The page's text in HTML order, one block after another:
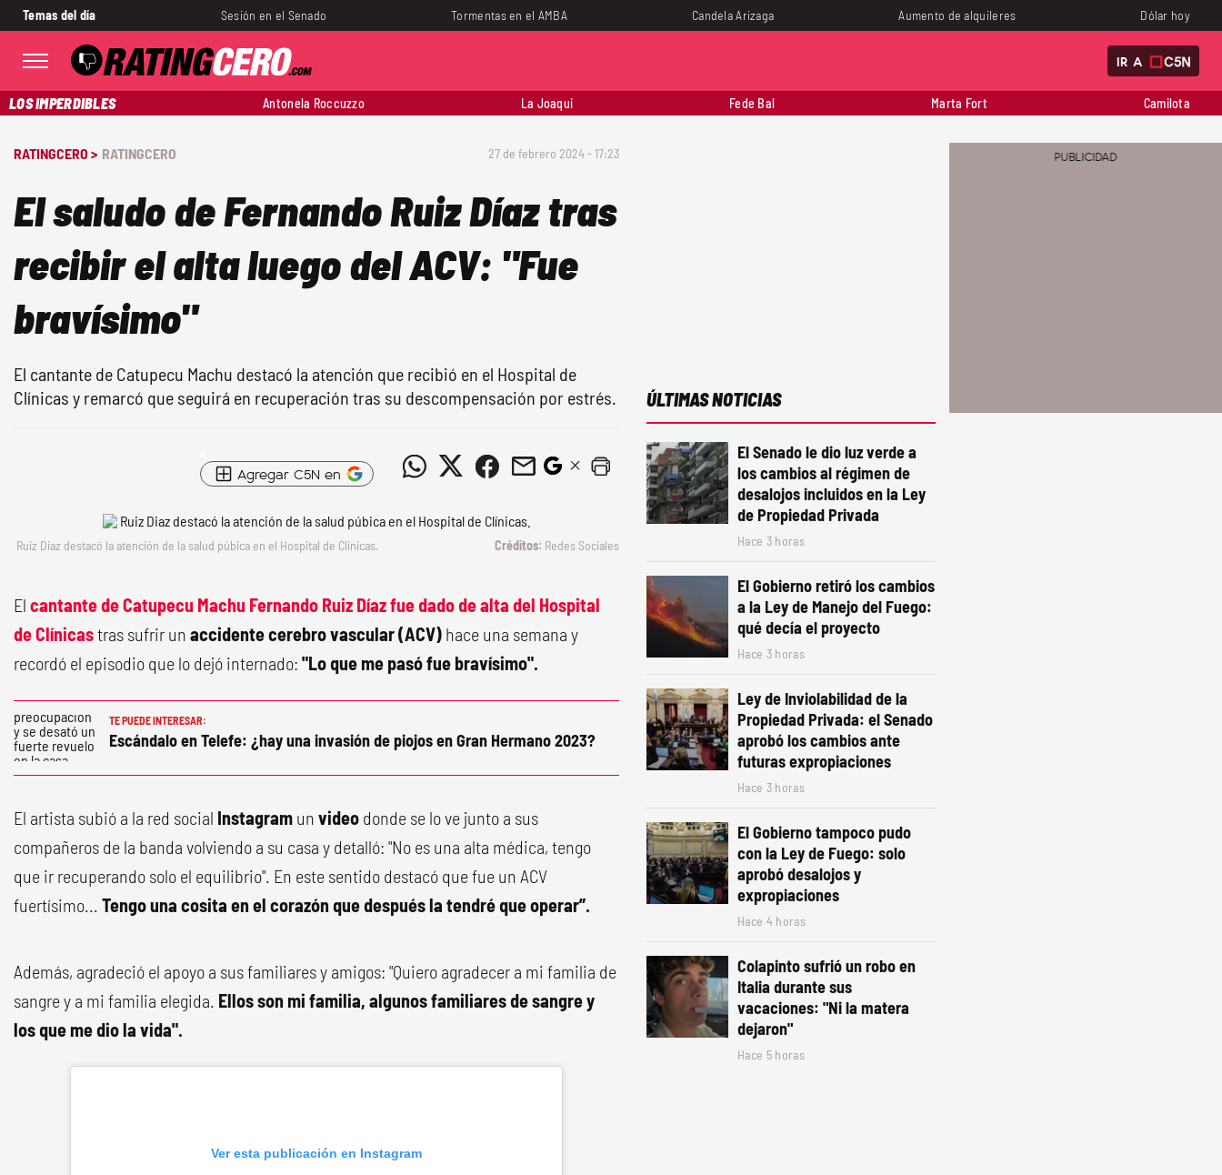
Temas del día Sesión en el Senado Tormentas en el AMBA Candela Arizaga Aumento de alquileres Dólar hoy
IR A
LOS IMPERDIBLES Antonela Roccuzzo La Joaqui Fede Bal Marta Fort Camilota
RATINGCERO > RATINGCERO 27 de febrero 2024 - 17:23
El saludo de Fernando Ruiz Díaz tras
recibir el alta luego del ACV: "Fue
bravísimo"
El cantante de Catupecu Machu destacó la atención que recibió en el Hospital de
Clínicas y remarcó que seguirá en recuperación tras su descompensación por estrés.
Agregar C5N en
Ruiz Diaz destacó la atención de la salud púbica en el Hospital de Clínicas. Redes Sociales
El cantante deCatupecu Machu Fernando Ruiz Díazfue dado dealta del Hospital
de Clínicastras sufrir un accidente cerebro vascular (ACV) hace una semana y
recordó el episodio que lo dejó internado: "Lo que me pasó fue bravísimo".
TE PUEDE INTERESAR:
Escándalo en Telefe: ¿hay una invasión de piojos en Gran Hermano 2023?
El artista subió a la red social Instagram un video donde se lo ve junto a sus
compañeros de la banda volviendo a su casa y detalló: "No es una alta médica, tengo
que ir recuperando solo el equilibrio". En este sentido destacó que fue un ACV
fuertísimo... Tengo una cosita en el corazón que después la tendré que operar”.
Además, agradeció el apoyo a sus familiares y amigos: "Quiero agradecer a mi familia de
sangre y a mi familia elegida. Ellos son mi familia, algunos familiares de sangre y
los que me dio la vida".
Ver esta publicación en Instagram
ÚLTIMAS NOTICIAS
El Senado le dio luz verde a
los cambios al régimen de
desalojos incluidos en la Ley
de Propiedad Privada
Hace 3 horas
El Gobierno retiró los cambios
a la Ley de Manejo del Fuego:
qué decía el proyecto
Hace 3 horas
Ley de Inviolabilidad de la
Propiedad Privada: el Senado
aprobó los cambios ante
futuras expropiaciones
Hace 3 horas
El Gobierno tampoco pudo
con la Ley de Fuego: solo
aprobó desalojos y
expropiaciones
Hace 4 horas
Colapinto sufrió un robo en
Italia durante sus
vacaciones: "Ni la matera
dejaron"
Hace 5 horas